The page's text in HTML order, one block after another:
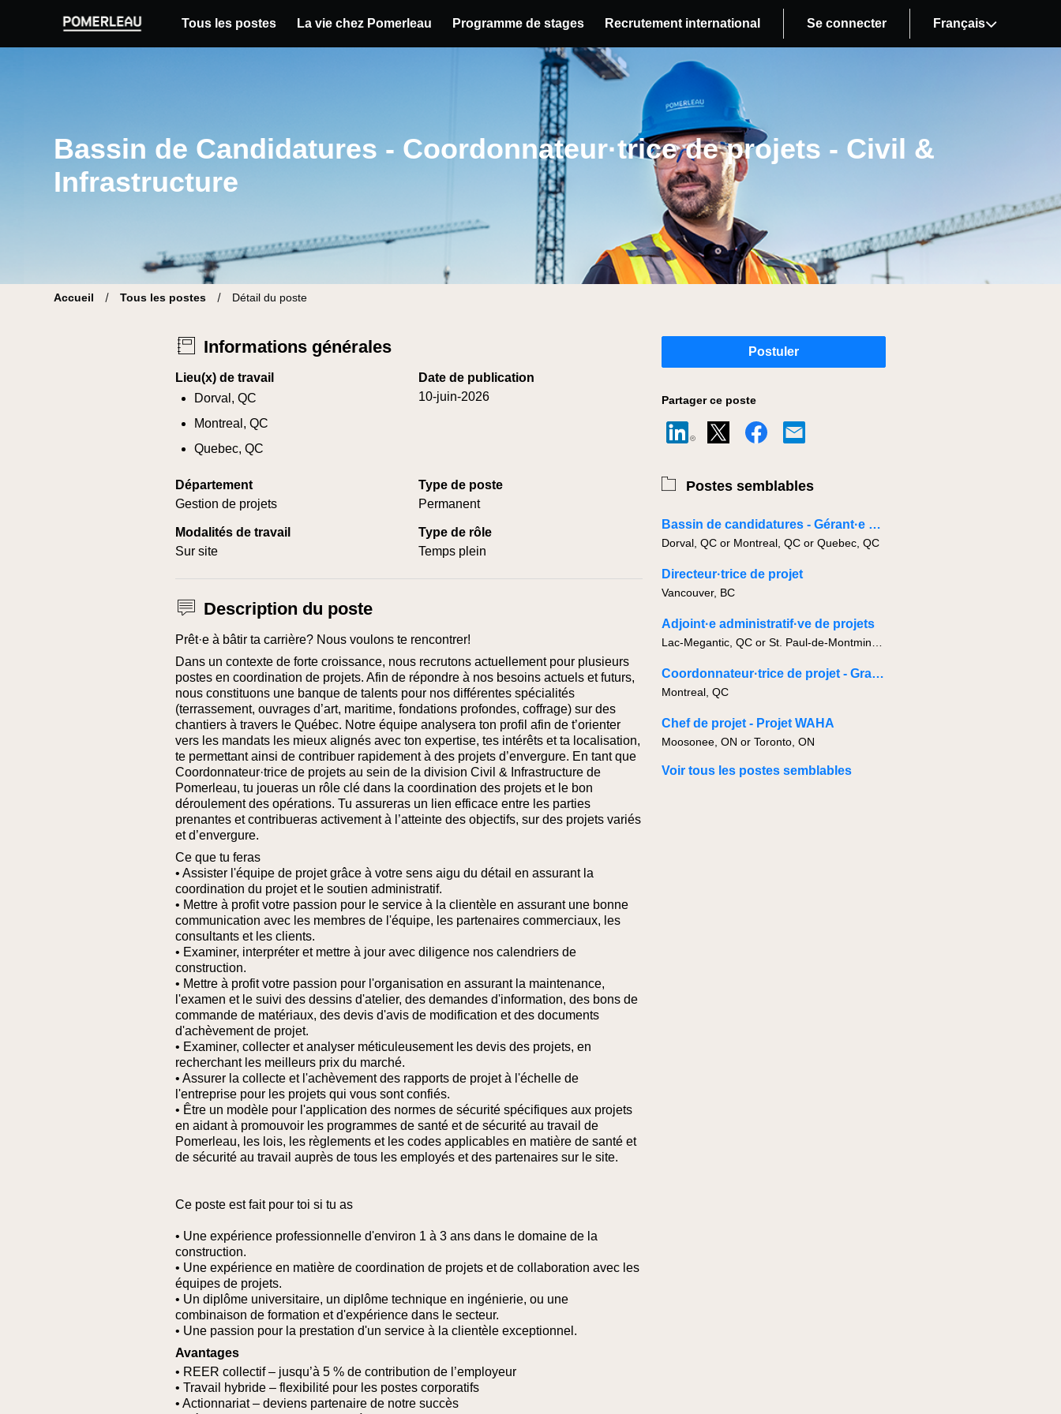
Pomerleau Site carrière | Trouve ton nouveau poste
Tous les postes La vie chez Pomerleau Programme de stages Recrutement international Se connecter Français
Bassin de Candidatures - Coordonnateur·trice de projets - Civil &
Infrastructure
Accueil Tous les postes Détail du poste
Informations générales
Lieu(x) de travail
Dorval, QC
Montreal, QC
Quebec, QC
Date de publication
10-juin-2026
Département
Gestion de projets
Type de poste
Permanent
Modalités de travail
Sur site
Type de rôle
Temps plein
Description du poste
Prêt·e à bâtir ta carrière? Nous voulons te rencontrer!
Dans un contexte de forte croissance, nous recrutons actuellement pour plusieurs
postes en coordination de projets. Afin de répondre à nos besoins actuels et futurs,
nous constituons une banque de talents pour nos différentes spécialités
(terrassement, ouvrages d’art, maritime, fondations profondes, coffrage) sur des
chantiers à travers le Québec. Notre équipe analysera ton profil afin de t’orienter
vers les mandats les mieux alignés avec ton expertise, tes intérêts et ta localisation,
te permettant ainsi de contribuer rapidement à des projets d’envergure. En tant que
Coordonnateur·trice de projets au sein de la division Civil & Infrastructure de
Pomerleau, tu joueras un rôle clé dans la coordination des projets et le bon
déroulement des opérations. Tu assureras un lien efficace entre les parties
prenantes et contribueras activement à l’atteinte des objectifs, sur des projets variés
et d’envergure.
Ce que tu feras
• Assister l'équipe de projet grâce à votre sens aigu du détail en assurant la
coordination du projet et le soutien administratif.
• Mettre à profit votre passion pour le service à la clientèle en assurant une bonne
communication avec les membres de l'équipe, les partenaires commerciaux, les
consultants et les clients.
• Examiner, interpréter et mettre à jour avec diligence nos calendriers de
construction.
• Mettre à profit votre passion pour l'organisation en assurant la maintenance,
l'examen et le suivi des dessins d'atelier, des demandes d'information, des bons de
commande de matériaux, des devis d'avis de modification et des documents
d'achèvement de projet.
• Examiner, collecter et analyser méticuleusement les devis des projets, en
recherchant les meilleurs prix du marché.
• Assurer la collecte et l'achèvement des rapports de projet à l'échelle de
l'entreprise pour les projets qui vous sont confiés.
• Être un modèle pour l'application des normes de sécurité spécifiques aux projets
en aidant à promouvoir les programmes de santé et de sécurité au travail de
Pomerleau, les lois, les règlements et les codes applicables en matière de santé et
de sécurité au travail auprès de tous les employés et des partenaires sur le site.
Ce poste est fait pour toi si tu as
• Une expérience professionnelle d'environ 1 à 3 ans dans le domaine de la
construction.
• Une expérience en matière de coordination de projets et de collaboration avec les
équipes de projets.
• Un diplôme universitaire, un diplôme technique en ingénierie, ou une
combinaison de formation et d'expérience dans le secteur.
• Une passion pour la prestation d'un service à la clientèle exceptionnel.
Avantages
• REER collectif – jusqu’à 5 % de contribution de l’employeur
• Travail hybride – flexibilité pour les postes corporatifs
• Actionnariat – deviens partenaire de notre succès
Postuler
Partager ce poste
Postes semblables
Bassin de candidatures - Gérant·e de projets - Civil & Infrastructure
Dorval, QC or Montreal, QC or Quebec, QC
Directeur·trice de projet
Vancouver, BC
Adjoint·e administratif·ve de projets
Coordonnateur·trice de projet - Grands Projets
Montreal, QC
Chef de projet - Projet WAHA
Moosonee, ON or Toronto, ON
Voir tous les postes semblables